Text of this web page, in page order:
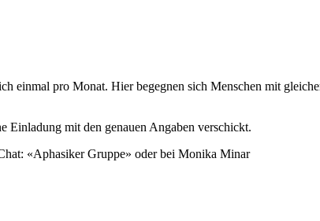
einmal pro Monat. Hier begegnen sich Menschen mit
Einladung mit den genauen Angaben verschickt.
«Aphasiker Gruppe» oder bei Monika Minar